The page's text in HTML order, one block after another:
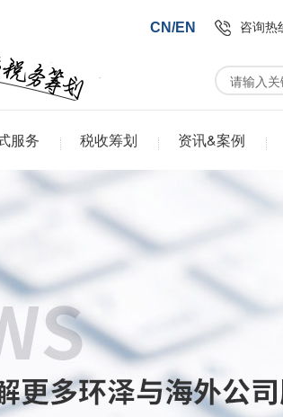
CN/EN 咨询热
服务 税收筹划 资讯&案例